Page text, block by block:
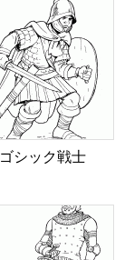
ゴシック戦士